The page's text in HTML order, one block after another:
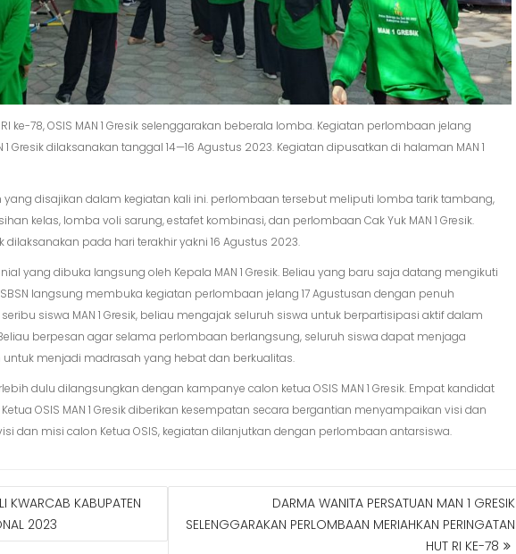
ke-78, OSIS MAN 1 Gresik selenggarakan beberala lomba. Kegiatan perlombaan jelang
1 Gresik dilaksanakan tanggal 14—16 Agustus 2023. Kegiatan dipusatkan di halaman MAN 1
disajikan dalam kegiatan kali ini. perlombaan tersebut meliputi lomba tarik tambang,
kelas, lomba voli sarung, estafet kombinasi, dan perlombaan Cak Yuk MAN 1 Gresik.
pada hari terakhir yakni 16 Agustus 2023.
yang dibuka langsung oleh Kepala MAN 1 Gresik. Beliau yang baru saja datang mengikuti
langsung membuka kegiatan perlombaan jelang 17 Agustusan dengan penuh
siswa MAN 1 Gresik, beliau mengajak seluruh siswa untuk berpartisipasi aktif dalam
berpesan agar selama perlombaan berlangsung, seluruh siswa dapat menjaga
menjadi madrasah yang hebat dan berkualitas.
dulu dilangsungkan dengan kampanye calon ketua OSIS MAN 1 Gresik. Empat kandidat
OSIS MAN 1 Gresik diberikan kesempatan secara bergantian menyampaikan visi dan
dan misi calon Ketua OSIS, kegiatan dilanjutkan dengan perlombaan antarsiswa.
KWARCAB KABUPATEN
2023
DARMA WANITA PERSATUAN MAN 1 GRESIK
SELENGGARAKAN PERLOMBAAN MERIAHKAN PERINGATAN
HUT RI KE-78